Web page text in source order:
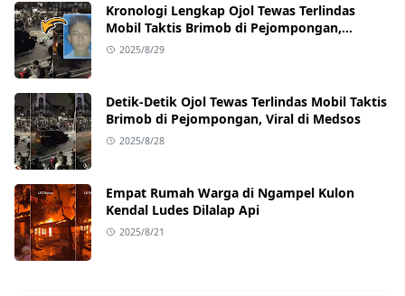
Kronologi Lengkap Ojol Tewas Terlindas
Mobil Taktis Brimob di Pejompongan,
Ternyata Sedang Antar Orderan
2025/8/29
Detik-Detik Ojol Tewas Terlindas Mobil Taktis
Brimob di Pejompongan, Viral di Medsos
2025/8/28
Empat Rumah Warga di Ngampel Kulon
Kendal Ludes Dilalap Api
2025/8/21